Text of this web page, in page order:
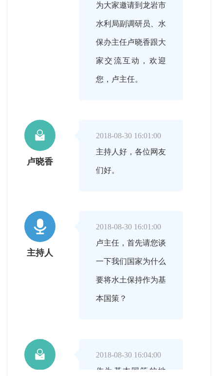
为大家邀请到龙岩市
水利局副调研员、水
保办主任卢晓香跟大
家交流互动，欢迎
您，卢主任。

卢晓香
2018-08-30 16:01:00
主持人好，各位网友
们好。

主持人
2018-08-30 16:01:00
卢主任，首先请您谈
一下我们国家为什么
要将水土保持作为基
本国策？

2018-08-30 16:04:00
作为基本国策的地